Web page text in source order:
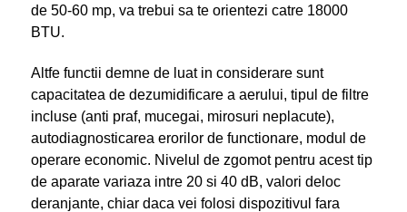
de 50-60 mp, va trebui sa te orientezi catre 18000
BTU.
Altfe functii demne de luat in considerare sunt
capacitatea de dezumidificare a aerului, tipul de filtre
incluse (anti praf, mucegai, mirosuri neplacute),
autodiagnosticarea erorilor de functionare, modul de
operare economic. Nivelul de zgomot pentru acest tip
de aparate variaza intre 20 si 40 dB, valori deloc
deranjante, chiar daca vei folosi dispozitivul fara